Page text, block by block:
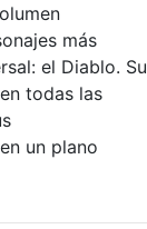
más
el Diablo. Su
todas las
un plano